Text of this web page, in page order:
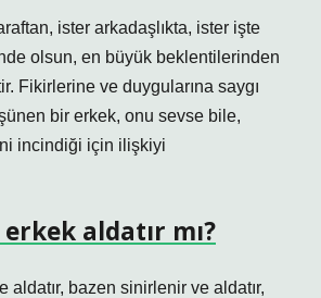
ister arkadaşlıkta, ister işte
olsun, en büyük beklentilerinden
Fikirlerine ve duygularına saygı
bir erkek, onu sevse bile,
incindiği için ilişkiyi
aldatır mı?
aldatır, bazen sinirlenir ve aldatır,